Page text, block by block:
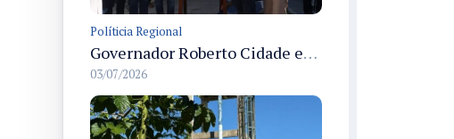
Políticia Regional
Governador Roberto Cidade entrega readequação do ambulatório da FCecon e amplia capacidade de atendimento oncológico em Manaus
03/07/2026